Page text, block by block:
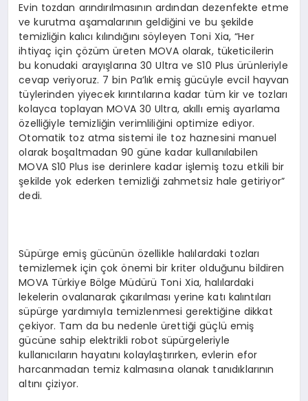
Evin tozdan arındırılmasının ardından dezenfekte etme
ve kurutma aşamalarının geldiğini ve bu şekilde
temizliğin kalıcı kılındığını söyleyen Toni Xia, “Her
ihtiyaç için çözüm üreten MOVA olarak, tüketicilerin
bu konudaki arayışlarına 30 Ultra ve S10 Plus ürünleriyle
cevap veriyoruz. 7 bin Pa’lık emiş gücüyle evcil hayvan
tüylerinden yiyecek kırıntılarına kadar tüm kir ve tozları
kolayca toplayan MOVA 30 Ultra, akıllı emiş ayarlama
özelliğiyle temizliğin verimliliğini optimize ediyor.
Otomatik toz atma sistemi ile toz haznesini manuel
olarak boşaltmadan 90 güne kadar kullanılabilen
MOVA S10 Plus ise derinlere kadar işlemiş tozu etkili bir
şekilde yok ederken temizliği zahmetsiz hale getiriyor”
dedi.
Süpürge emiş gücünün özellikle halılardaki tozları
temizlemek için çok önemi bir kriter olduğunu bildiren
MOVA Türkiye Bölge Müdürü Toni Xia, halılardaki
lekelerin ovalanarak çıkarılması yerine katı kalıntıları
süpürge yardımıyla temizlenmesi gerektiğine dikkat
çekiyor. Tam da bu nedenle ürettiği güçlü emiş
gücüne sahip elektrikli robot süpürgeleriyle
kullanıcıların hayatını kolaylaştırırken, evlerin efor
harcanmadan temiz kalmasına olanak tanıdıklarının
altını çiziyor.